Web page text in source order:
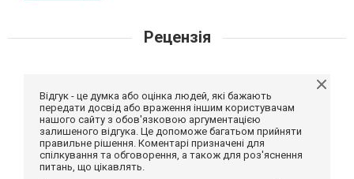
Рецензія
Відгук - це думка або оцінка людей, які бажають
передати досвід або враження іншим користувачам
нашого сайту з обов'язковою аргументацією
залишеного відгука. Це допоможе багатьом прийняти
правильне рішення. Коментарі призначені для
спілкування та обговорення, а також для роз'яснення
питань, що цікавлять.